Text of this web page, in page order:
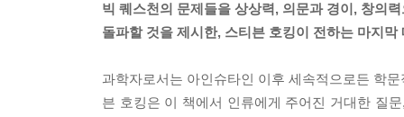
빅 퀘스천의 문제들을 상상력, 의문과 경이, 창의
돌파할 것을 제시한, 스티븐 호킹이 전하는 마지막
과학자로서는 아인슈타인 이후 세속적으로든 학
븐 호킹은 이 책에서 인류에게 주어진 거대한 질